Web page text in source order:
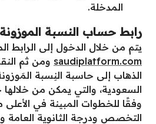
المدخلة.
رابط حساب النسبة
يتم من خلال الدخول إلى الرابط
saudiplatform.com ومن ثم
الذهاب إلى حاسبة النِسبة
السعودية، والتي يمكن من
وفقًا للخطوات المبينة في الأعلى
التخصص ودرجة الثانوية العامة